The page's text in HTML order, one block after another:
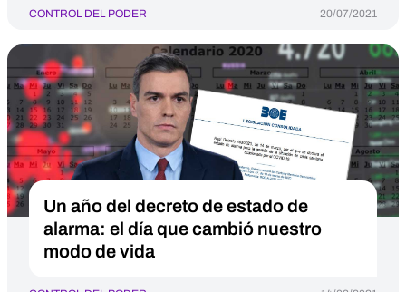
CONTROL DEL PODER 20/07/2021
Un año del decreto de estado de
alarma: el día que cambió nuestro
modo de vida